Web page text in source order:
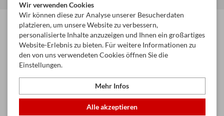
Weihnachtssäcke & Nikolosackerl –
Klassische Verpackung für kleine
Geschenke
Seite
Wir verwenden Cookies
Wir können diese zur Analyse unserer Besucherdaten
platzieren, um unsere Website zu verbessern,
personalisierte Inhalte anzuzeigen und Ihnen ein großartiges
Website-Erlebnis zu bieten. Für weitere Informationen zu
den von uns verwendeten Cookies öffnen Sie die
Einstellungen.
Mehr Infos
Alle akzeptieren